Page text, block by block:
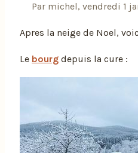
Par michel, vendredi 1
Apres la neige de Noel,
Le bourg depuis la cure :